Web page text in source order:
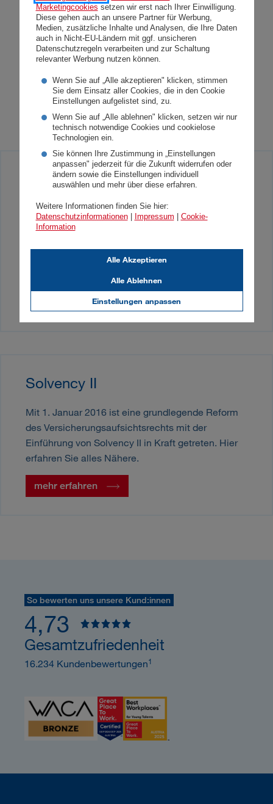
Marketingcookies setzen wir erst nach Ihrer Einwilligung.
Diese gehen auch an unsere Partner für Werbung,
Medien, zusätzliche Inhalte und Analysen, die Ihre Daten
auch in Nicht-EU-Ländern mit ggf. unsicheren
Datenschutzregeln verarbeiten und zur Schaltung
relevanter Werbung nutzen können.
Wenn Sie auf „Alle akzeptieren" klicken, stimmen
Sie dem Einsatz aller Cookies, die in den Cookie
Einstellungen aufgelistet sind, zu.
Wenn Sie auf „Alle ablehnen" klicken, setzen wir nur
technisch notwendige Cookies und cookielose
Technologien ein.
Sie können Ihre Zustimmung in „Einstellungen
anpassen" jederzeit für die Zukunft widerrufen oder
ändern sowie die Einstellungen individuell
auswählen und mehr über diese erfahren.
Weitere Informationen finden Sie hier:
Datenschutzinformationen| Impressum
Cookie-
Information
Einstellungen anpassen
Alle Ablehnen
Alle Akzeptieren
(5) Innerhalb der Rücktrittsfrist darf mit der
Erfüllung des Vertrags erst nach
ausdrücklicher Zustimmung des
Verbrauchers begonnen werden.
Was Sie auch interessieren
könnte
CRS – Common Reporting
Standard
CRS ist ein von der OECD eingeführter Standard
Informationen über Finanzkonten. Hier finden Sie
mehr erfahren
Solvency II
Mit 1. Januar 2016 ist eine grundlegende Reform
des Versicherungsaufsichtsrechts mit der
Einführung von Solvency II in Kraft getreten. Hier
erfahren Sie alles Nähere.
mehr erfahren
So bewerten uns unsere Kund:innen
4,73
Gesamtzufriedenheit
16.234 Kundenbewertungen1